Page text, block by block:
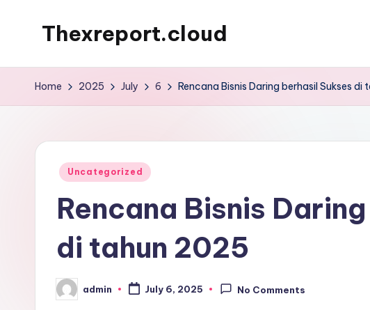
Thexreport.cloud
Informasi
Home 2025 July 6 Rencana Bisnis Daring berhasil Sukses di
Posted
Uncategorized
Rencana Bisnis
di tahun 2025
Posted
by
admin July 6, 2025 No Comments